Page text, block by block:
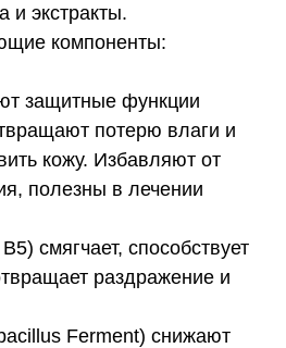
и экстракты.
компоненты:
защитные функции
потерю влаги и
кожу. Избавляют от
полезны в лечении
смягчает, способствует
раздражение и
Ferment) снижают